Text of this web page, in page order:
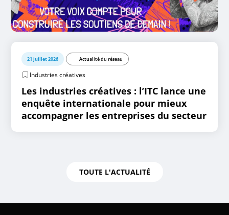
21 juillet 2026 Actualité du réseau
Industries créatives
Les industries créatives : l’ITC lance une
enquête internationale pour mieux
accompagner les entreprises du secteur
TOUTE L'ACTUALITÉ